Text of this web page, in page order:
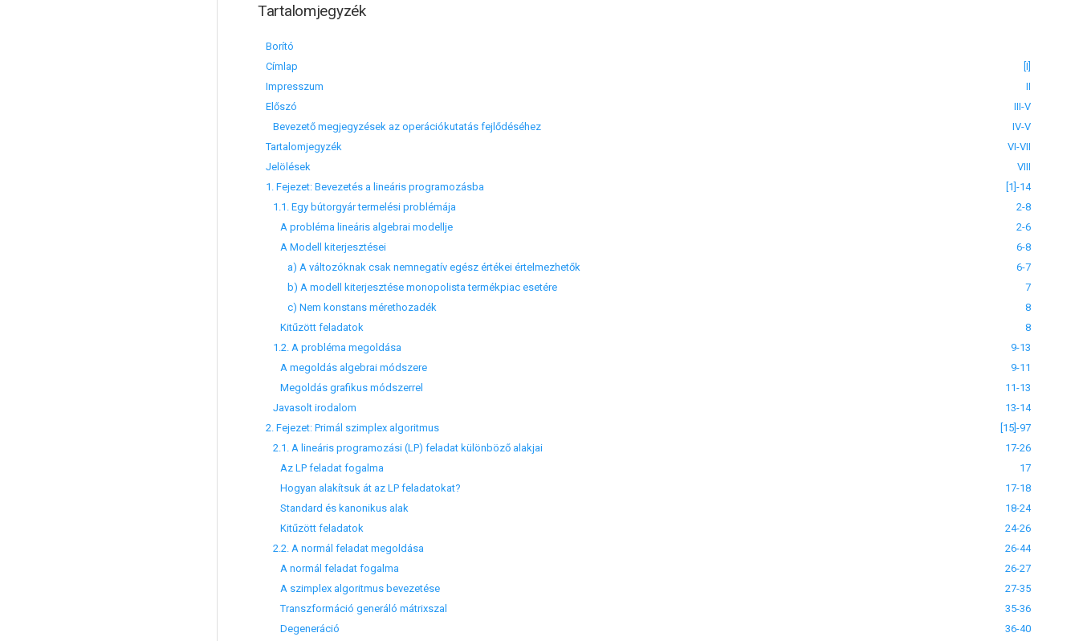
Tartalomjegyzék
Borító
Címlap
[I]
Impresszum
II
Előszó
III-V
Bevezető megjegyzések az operációkutatás fejlődéséhez
IV-V
Tartalomjegyzék
VI-VII
Jelölések
VIII
1. Fejezet: Bevezetés a lineáris programozásba
[1]-14
1.1. Egy bútorgyár termelési problémája
2-8
A probléma lineáris algebrai modellje
2-6
A Modell kiterjesztései
6-8
a) A változóknak csak nemnegatív egész értékei értelmezhetők
6-7
b) A modell kiterjesztése monopolista termékpiac esetére
7
c) Nem konstans mérethozadék
8
Kitűzött feladatok
8
1.2. A probléma megoldása
9-13
A megoldás algebrai módszere
9-11
Megoldás grafikus módszerrel
11-13
Javasolt irodalom
13-14
2. Fejezet: Primál szimplex algoritmus
[15]-97
2.1. A lineáris programozási (LP) feladat különböző alakjai
17-26
Az LP feladat fogalma
17
Hogyan alakítsuk át az LP feladatokat?
17-18
Standard és kanonikus alak
18-24
Kitűzött feladatok
24-26
2.2. A normál feladat megoldása
26-44
A normál feladat fogalma
26-27
A szimplex algoritmus bevezetése
27-35
Transzformáció generáló mátrixszal
35-36
Degeneráció
36-40